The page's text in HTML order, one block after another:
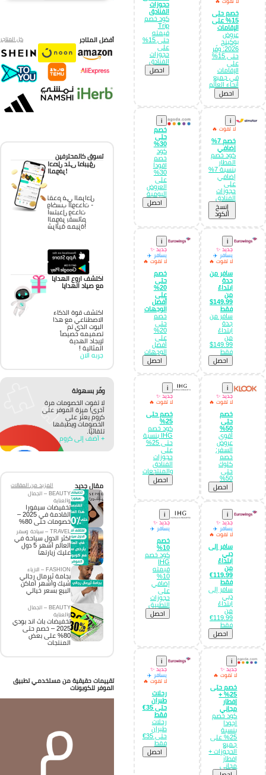
خصم حتى
15% على
الإقامات
عروض
بوكينج
2026: وفّر
حتى 15%
على
الإقامات
في جميع
أنحاء العالم
احصل
حجوزات
الفنادق
كود خصم
Trip
قيمته
حتى 15%
على
حجوزات
الفنادق
احصل
i
لا تفوت 🔥
خصم 7%
إضافي
كود خصم
المطار
بنسبة 7%
إضافي
على
حجوزات
الفنادق
إِنسخ
الكود
i
خصم
حتى
30%
كود
خصم
اقودا
30%
على
العروض
اليومية
احصل
i
جديد ✨
يسافر ✈️
لا تفوت 🔥
سافر من
جدة
ابتداءً
من
149.99$
فقط
سافر من
جدة
ابتداءً
من
149.99$
فقط
احصل
i
جديد ✨
يسافر ✈️
لا تفوت 🔥
خصم
حتى
20%
على
أفضل
الوجهات
خصم
حتى
20%
على
أفضل
الوجهات
احصل
i
جديد ✨
لا تفوت 🔥
خصم
حتى
50%
أقوى
عروض
السفر:
خصم
كلوك
حتى
50%
احصل
i
جديد ✨
لا تفوت 🔥
خصم حتى
25%
كود خصم
IHG بنسبة
حتى 25%
على
حجوزات
الفنادق
والمنتجعات
احصل
i
جديد ✨
يسافر ✈️
لا تفوت 🔥
سافر إلى
دبي
ابتداءً
من
119.99€
فقط
سافر إلى
دبي
ابتداءً
من
119.99€
فقط
احصل
i
جديد ✨
يسافر ✈️
خصم
10%
كود خصم
IHG
قيمته
10%
إضافي
على
حجوزات
التطبيق
احصل
i
جديد ✨
لا تفوت 🔥
خصم حتى
25% +
إفطار
مجاني
كود خصم
اجودا
بنسبة
25% على
جميع
الحجوزات +
إفطار
مجاني
i
جديد ✨
يسافر ✈️
لا تفوت 🔥
رحلات
طيران
حتى 35€
فقط
رحلات
طيران
حتى 35€
فقط
احصل
أفضل المتاجر كل المتاجر
تسوق كالمحترفين
احصل على تطبيق
الموفر!
تقدم في المراحل
واكسب الوحدات -
استبدل وحدات
الموفر بقسائم
شرائية مميزة!
اكتشف اروع الهدايا
مع صياد الهدايا
اكتشف قوة الذكاء
الاصطناعي مع هذا
البوت الذي تم
تصميمه خصيصاً
لإيجاد الهدية
المثالية !
جربه الان
وفّر بسهولة
لا تفوت الخصومات مرة
أخرى! ميزة الموفر على
كروم يعثر على
الخصومات ويطبقها
تلقائيًا.
+ أضف إلى كروم
مقال جديد
المزيد من المقالات
BEAUTY – الجمال
والعناية
تخفيضات سيفورا
القادمة في 2025 –
خصومات حتى 80%
TRAVEL – سياحة وسفر
اكثر الدول سياحة في
العالم أشهر 5 دول
عليك زيارتها
FASHION – الازياء
بجامة ثيرمال رجالي
شيك وأشهر أماكن
البيع بسعر خيالي
BEAUTY – الجمال
والعناية
تخفيضات باث اند بودي
2025 – خصم حتى
80% على بعض
المنتجات
تقييمات حقيقية من مستخدمي تطبيق
الموفر للكوبونات